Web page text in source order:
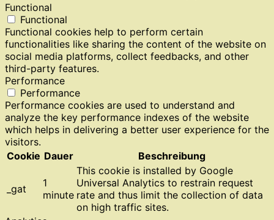
Functional
Functional
Functional cookies help to perform certain
functionalities like sharing the content of the website on
social media platforms, collect feedbacks, and other
third-party features.
Performance
Performance
Performance cookies are used to understand and
analyze the key performance indexes of the website
which helps in delivering a better user experience for the
visitors.
Cookie Dauer Beschreibung
_gat
1
minute
This cookie is installed by Google
Universal Analytics to restrain request
rate and thus limit the collection of data
on high traffic sites.